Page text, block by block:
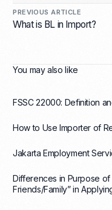
PREVIOUS ARTICLE
What is BL in Import?
You may also like
FSSC 22000: Definition
How to Use Importer of
Jakarta Employment
Differences in Purpose of
Friends/Family” in